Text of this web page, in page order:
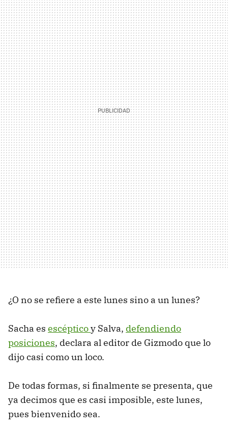
¿O no se refiere a este lunes sino a un lunes?
Sacha es escépticoy Salva, defendiendo
posiciones, declara al editor de Gizmodo que lo
dijo casi como un loco.
De todas formas, si finalmente se presenta, que
ya decimos que es casi imposible, este lunes,
pues bienvenido sea.